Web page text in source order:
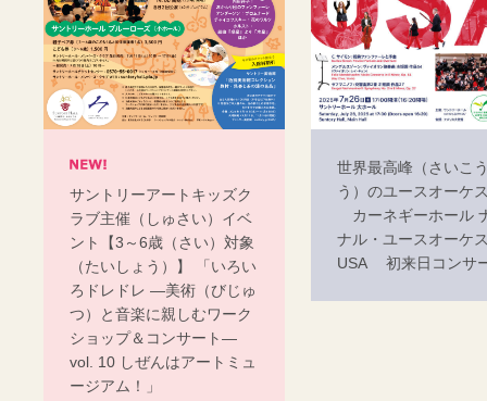
サントリーアートキッズク
ラブ主催（しゅさい）イベ
ント【3～6歳（さい）対象
（たいしょう）】 「いろい
ろドレドレ ―美術（びじゅ
つ）と音楽に親しむワーク
ショップ＆コンサート―
vol. 10 しぜんはアートミュ
ージアム！」
世界最高峰（さいこ
う）のユースオーケ
カーネギーホール
ナル・ユースオーケ
USA 初来日コンサ